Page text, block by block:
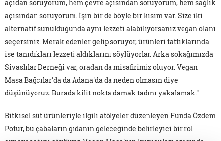
açıdan soruyorum, hem çevre açısından soruyorum, hem sağlık
açısından soruyorum. İşin bir de böyle bir kısım var. Size iki
alternatif sunulduğunda aynı lezzeti alabiliyorsanız vegan olanı
seçersiniz. Merak edenler gelip soruyor, ürünleri tattıklarında
ise tanıdıkları lezzeti aldıklarını söylüyorlar. Arka sokağımızda
Sivaslılar Derneği var, oradan da misafirimiz oluyor. Vegan
Masa Bağcılar'da da Adana'da da neden olmasın diye
düşünüyoruz. Burada kilit nokta damak tadını yakalamak."
Bitkisel süt ürünleriyle ilgili atölyeler düzenleyen Funda Özdem
Potur, bu çabaların gıdanın geleceğinde belirleyici bir rol